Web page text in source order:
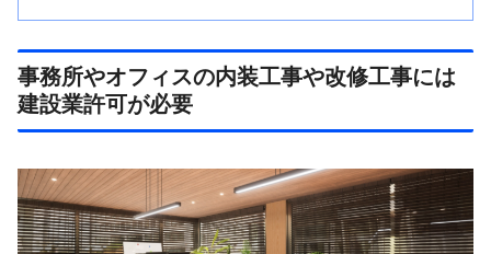
事務所やオフィスの内装工事や改修工事には
建設業許可が必要